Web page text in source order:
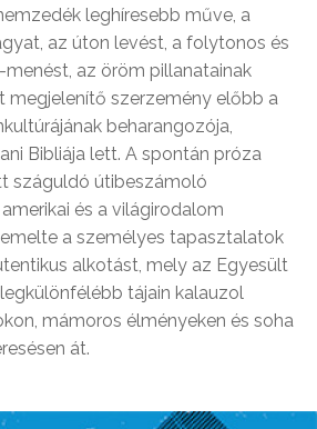
leghíresebb műve, a
az úton levést, a folytonos és
az öröm pillanatainak
megjelenítő szerzemény előbb a
beharangozója,
Bibliája lett. A spontán próza
száguldó útibeszámoló
és a világirodalom
a személyes tapasztalatok
alkotást, mely az Egyesült
tájain kalauzol
mámoros élményeken és soha
át.